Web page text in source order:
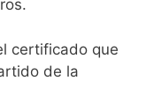
certificado que
de la